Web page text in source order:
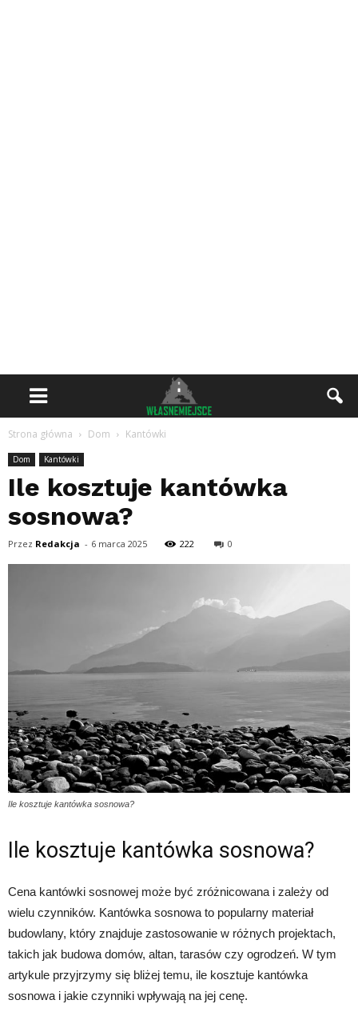
Strona główna Dom Kantówki
Dom Kantówki
Ile kosztuje kantówka
sosnowa?
Przez Redakcja - 6 marca 2025 222 0
Ile kosztuje kantówka sosnowa?
Ile kosztuje kantówka sosnowa?
Cena kantówki sosnowej może być zróżnicowana i zależy od
wielu czynników. Kantówka sosnowa to popularny materiał
budowlany, który znajduje zastosowanie w różnych projektach,
takich jak budowa domów, altan, tarasów czy ogrodzeń. W tym
artykule przyjrzymy się bliżej temu, ile kosztuje kantówka
sosnowa i jakie czynniki wpływają na jej cenę.